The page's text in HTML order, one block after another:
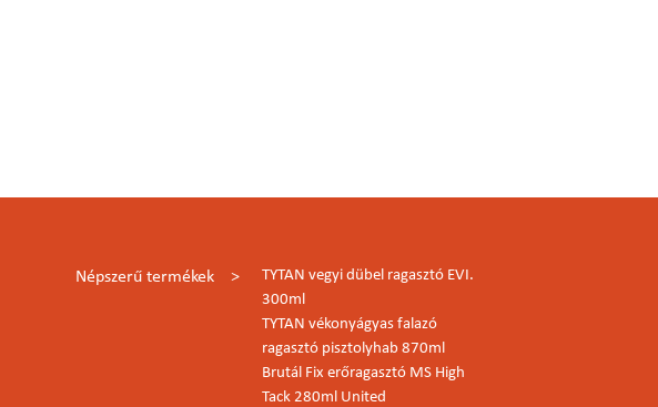
Népszerű termékek
TYTAN vegyi dübel ragasztó EVI.
300ml
TYTAN vékonyágyas falazó
ragasztó pisztolyhab 870ml
Brutál Fix erőragasztó MS High
Tack 280ml United